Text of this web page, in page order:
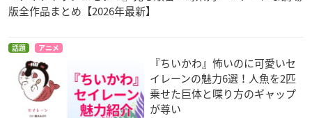
版全作品まとめ【2026年最新】
話題 アニメ
『ちいかわ』怖いのに可愛いセ
イレーンの魅力6選！人魚を2匹
乗せた巨体と喋り方のギャップ
が尊い